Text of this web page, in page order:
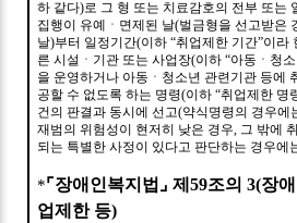
하 같다)로 그 형 또는 치료감호의 전부 또는
집행이 유예ㆍ면제된 날(벌금형을 선고받은
날)부터 일정기간(이하“취업제한 기간”이라
른 시설ㆍ기관 또는 사업장(이하“아동ㆍ청
을 운영하거나 아동ㆍ청소년 관련기관 등에
공할 수 없도록 하는 명령(이하“취업제한 명
건의 판결과 동시에 선고(약식명령의 경우에
재범의 위험성이 현저히 낮은 경우, 그 밖에
되는 특별한 사정이 있다고 판단하는 경우에
*⌜장애인복지법 ⌟제59조의3(장
업제한 등)